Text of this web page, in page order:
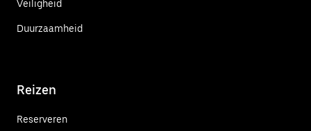
Veiligheid
Duurzaamheid
Reizen
Reserveren